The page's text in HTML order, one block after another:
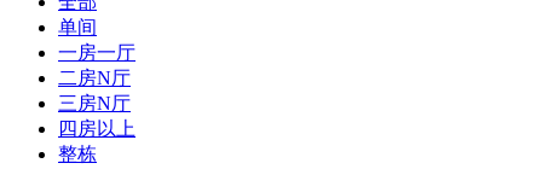
单间
一房一厅
二房N厅
三房N厅
四房以上
整栋